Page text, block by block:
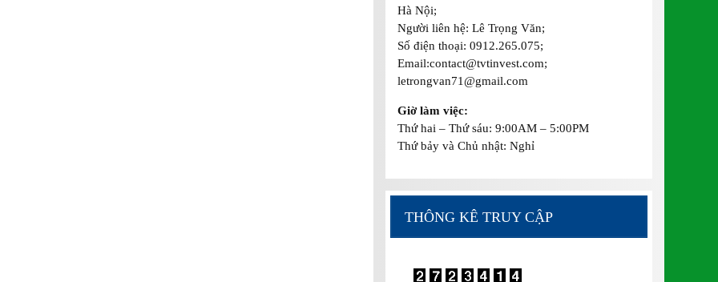
Hà Nội;
Người liên hệ: Lê Trọng Văn;
Số điện thoại: 0912.265.075;
Email:contact@tvtinvest.com;
letrongvan71@gmail.com
Giờ làm việc:
Thứ hai – Thứ sáu: 9:00AM – 5:00PM
Thứ bảy và Chủ nhật: Nghỉ
THÔNG KÊ TRUY CẬP